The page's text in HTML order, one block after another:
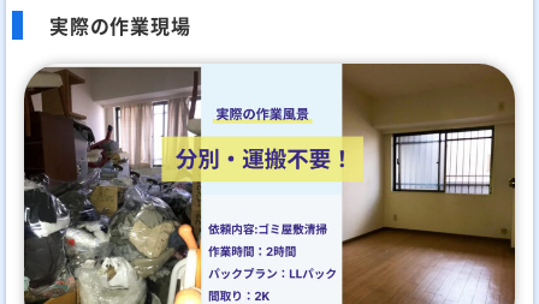
実際の作業現場